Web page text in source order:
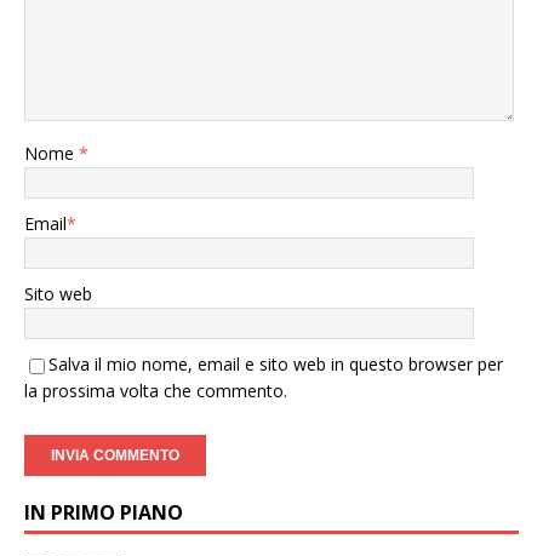
Nome *
Email*
Sito web
Salva il mio nome, email e sito web in questo browser per
la prossima volta che commento.
IN PRIMO PIANO